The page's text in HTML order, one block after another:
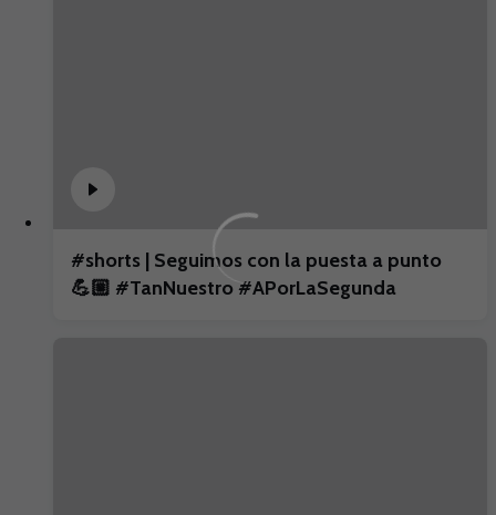
#shorts | Seguimos con la puesta a punto
💪🏼 #TanNuestro #APorLaSegunda